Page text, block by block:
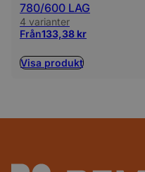
780/600 LAG
4 varianter
Från133,38 kr
Visa produkt